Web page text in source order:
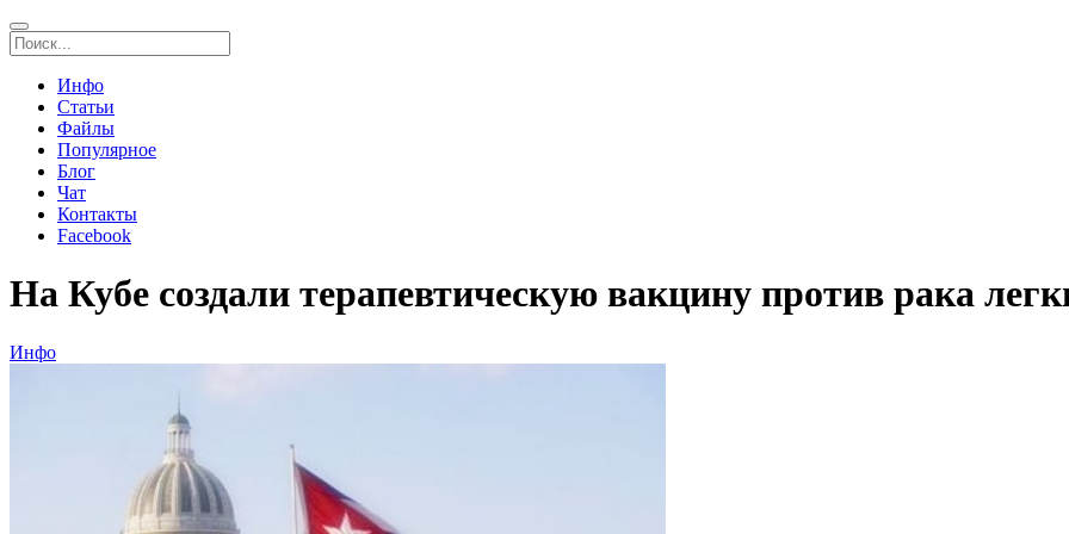
Инфо
Статьи
Файлы
Популярное
Блог
Чат
Контакты
Facebook
На Кубе создали терапевтическую вакцину против рака
Инфо